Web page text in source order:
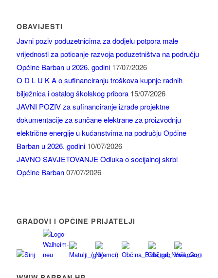
OBAVIJESTI
Javni poziv poduzetnicima za dodjelu potpora male
vrijednosti za poticanje razvoja poduzetništva na području
Općine Barban u 2026. godini 17/07/2026
O D L U K A o sufinanciranju troškova kupnje radnih
bilježnica i ostalog školskog pribora 15/07/2026
JAVNI POZIV za sufinanciranje izrade projektne
dokumentacije za sunčane elektrane za proizvodnju
električne energije u kućanstvima na području Općine
Barban u 2026. godini 10/07/2026
JAVNO SAVJETOVANJE Odluka o socijalnoj skrbi
Općine Barban 07/07/2026
GRADOVI I OPĆINE PRIJATELJI